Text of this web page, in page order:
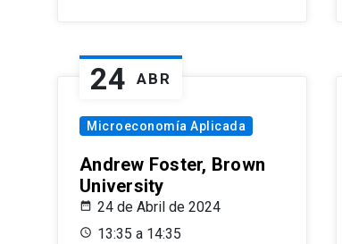
24 ABR
Microeconomía Aplicada
Andrew Foster, Brown
University
24 de Abril de 2024
13:35 a 14:35